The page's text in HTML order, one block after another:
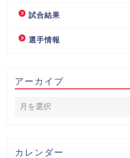
試合結果
選手情報
アーカイブ
カレンダー